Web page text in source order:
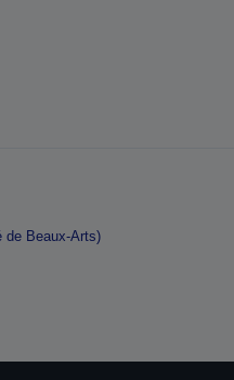
de Beaux-Arts)